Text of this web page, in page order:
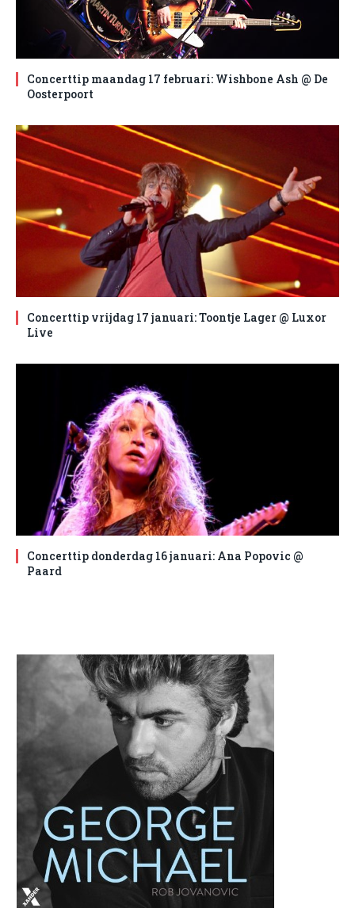
Concerttip maandag 17 februari: Wishbone Ash @ De
Oosterpoort
Concerttip vrijdag 17 januari: Toontje Lager @ Luxor
Live
Concerttip donderdag 16 januari: Ana Popovic @
Paard